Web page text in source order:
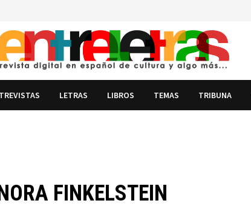
LETRAS LIBROS TEMAS TRIBUNA
FINKELSTEIN